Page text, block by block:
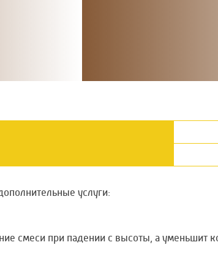
услуги:
смеси при падении с высоты, а уменьшит